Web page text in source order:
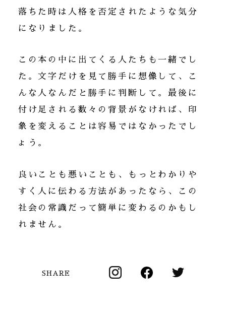
落ちた時は人格を否定されたような気分
になりました。
この本の中に出てくる人たちも一緒でし
た。文字だけを見て勝手に想像して、こ
んな人なんだと勝手に判断して。最後に
付け足される数々の背景がなければ、印
象を変えることは容易ではなかったでし
ょう。
良いことも悪いことも、もっとわかりや
すく人に伝わる方法があったなら、この
社会の常識だって簡単に変わるのかもし
れません。
SHARE